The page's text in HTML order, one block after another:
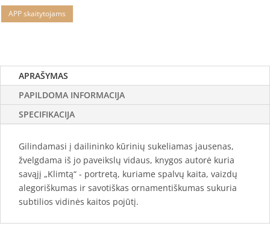
APP skaitytojams
APRAŠYMAS
PAPILDOMA INFORMACIJA
SPECIFIKACIJA
Gilindamasi į dailininko kūrinių sukeliamas jausenas,
žvelgdama iš jo paveikslų vidaus, knygos autorė kuria
savąjį „Klimtą“ - portretą, kuriame spalvų kaita, vaizdų
alegoriškumas ir savotiškas ornamentiškumas sukuria
subtilios vidinės kaitos pojūtį.